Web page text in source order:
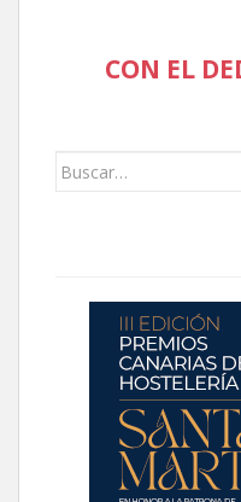
CON EL
Buscar: